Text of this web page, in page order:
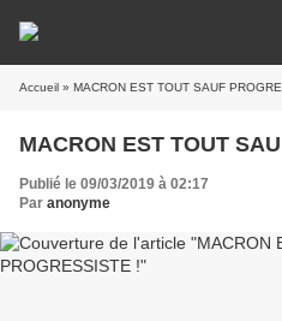
Accueil » MACRON EST TOUT SAUF
MACRON EST TOUT
Publié le 09/03/2019 à 02:17
Par anonyme